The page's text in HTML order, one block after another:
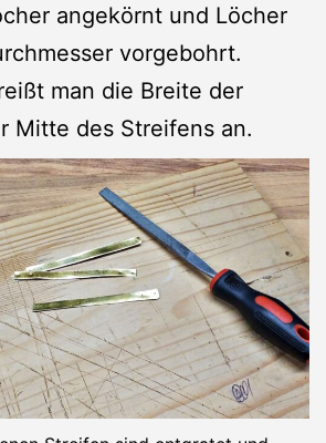
angekörnt und Löcher
vorgebohrt.
man die Breite der
Mitte des Streifens an.